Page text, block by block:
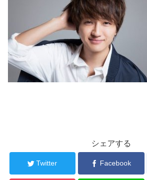
シェアする
Twitter Facebook